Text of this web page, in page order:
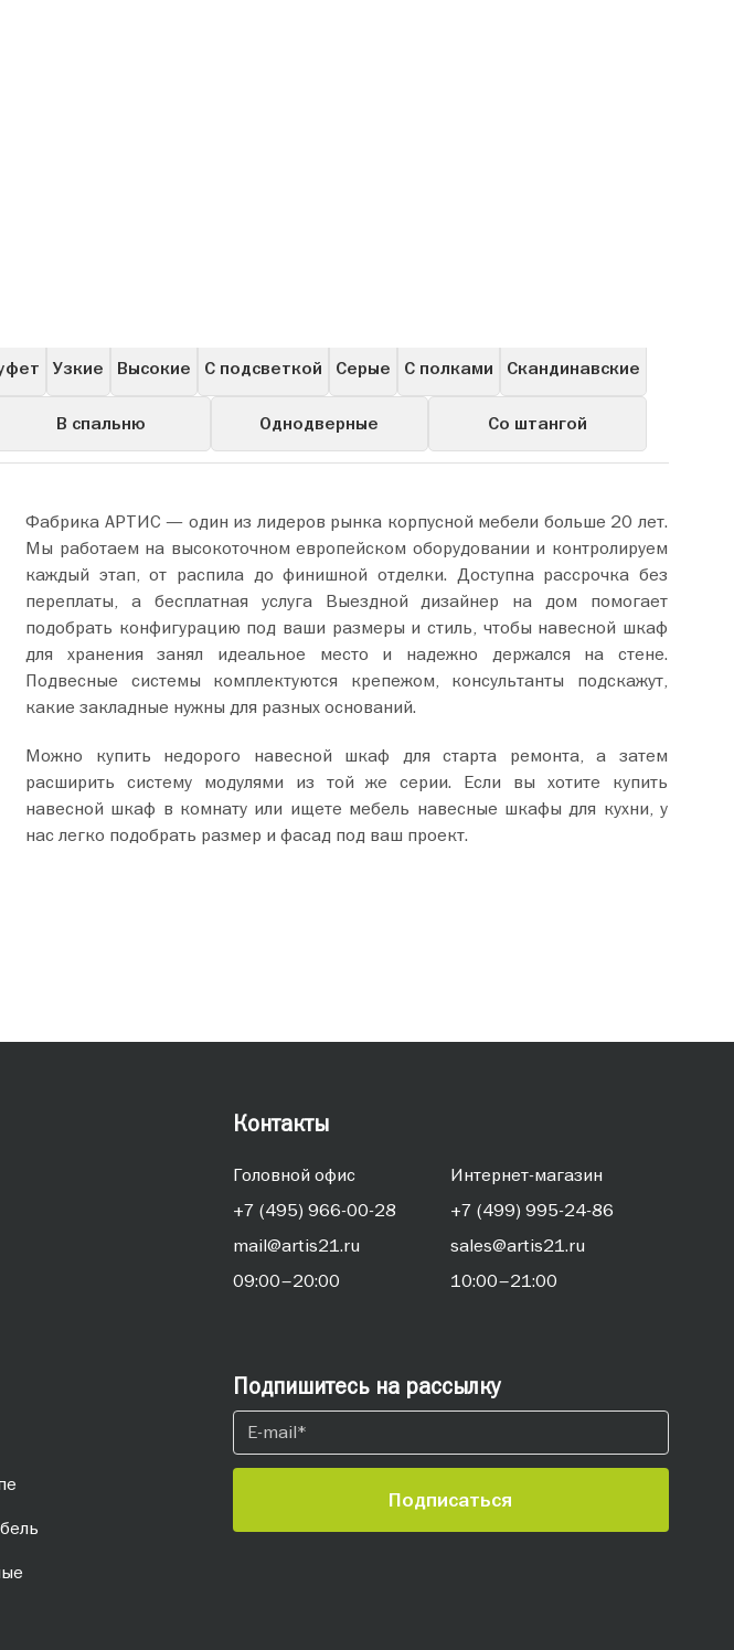
Узкие Высокие С подсветкой Серые С полками Скандинавские
В спальню Однодверные Со штангой
Фабрика АРТИС — один из лидеров рынка корпусной мебели больше 20 лет.
Мы работаем на высокоточном европейском оборудовании и контролируем
каждый этап, от распила до финишной отделки. Доступна рассрочка без
переплаты, а бесплатная услуга Выездной дизайнер на дом помогает
подобрать конфигурацию под ваши размеры и стиль, чтобы навесной шкаф
для хранения занял идеальное место и надежно держался на стене.
Подвесные системы комплектуются крепежом, консультанты подскажут,
какие закладные нужны для разных оснований.
Можно купить недорого навесной шкаф для старта ремонта, а затем
расширить систему модулями из той же серии. Если вы хотите купить
навесной шкаф в комнату или ищете мебель навесные шкафы для кухни, у
нас легко подобрать размер и фасад под ваш проект.
Контакты
Головной офис
+7 (495) 966-00-28
mail@artis21.ru
09:00–20:00
Интернет-магазин
+7 (499) 995-24-86
sales@artis21.ru
10:00–21:00
Подпишитесь на рассылку
Подписаться